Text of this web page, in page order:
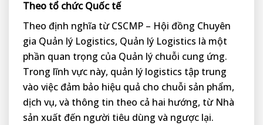
Theo tổ chức Quốc tế
Theo định nghĩa từ CSCMP – Hội đồng Chuyên
gia Quản lý Logistics, Quản lý Logistics là một
phần quan trọng của Quản lý chuỗi cung ứng.
Trong lĩnh vực này, quản lý logistics tập trung
vào việc đảm bảo hiệu quả cho chuỗi sản phẩm,
dịch vụ, và thông tin theo cả hai hướng, từ Nhà
sản xuất đến người tiêu dùng và ngược lại.